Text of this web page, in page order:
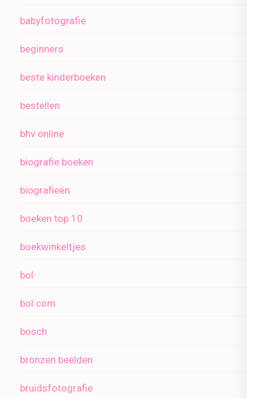
babyfotografie
beginners
beste kinderboeken
bestellen
bhv online
biografie boeken
biografieën
boeken top 10
boekwinkeltjes
bol
bol com
bosch
bronzen beelden
bruidsfotografie